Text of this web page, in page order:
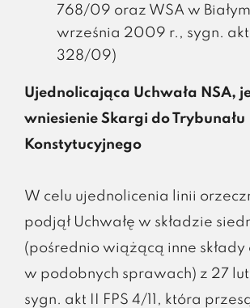
768/09 oraz WSA w
września 2009 r., sygn. akt
328/09)
Ujednolicająca Uchwała NSA,
wniesienie Skargi do Trybunału
Konstytucyjnego
W celu ujednolicenia linii
podjął Uchwałę w składzie
(pośrednio wiążącą inne
w podobnych sprawach) z 27
sygn. akt II FPS 4/11, która